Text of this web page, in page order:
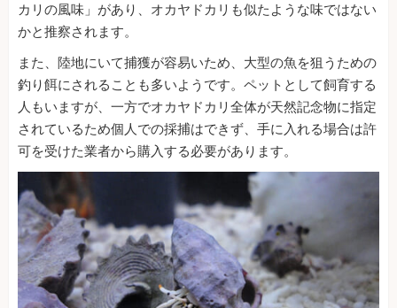
カリの風味」があり、オカヤドカリも似たような味ではない
かと推察されます。
また、陸地にいて捕獲が容易いため、大型の魚を狙うための
釣り餌にされることも多いようです。ペットとして飼育する
人もいますが、一方でオカヤドカリ全体が天然記念物に指定
されているため個人での採捕はできず、手に入れる場合は許
可を受けた業者から購入する必要があります。